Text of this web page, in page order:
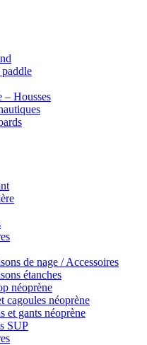
– Housses
de nage / Accessoires
étanches
néoprène
cagoules néoprène
et gants néoprène
SUP